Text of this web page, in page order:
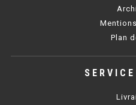
PLAQUE 600
PLAQUE 650
PLAQUE 700
Plan